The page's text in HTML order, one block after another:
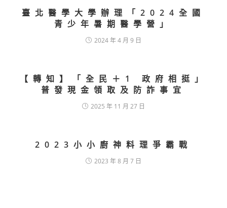
臺北醫學大學辦理「2024全國
青少年暑期醫學營」
2024 年 4 月 9 日
【轉知】「全民＋1 政府相挺」
普發現金領取及防詐事宜
2025 年 11 月 27 日
2023小小廚神料理爭霸戰
2023 年 8 月 7 日